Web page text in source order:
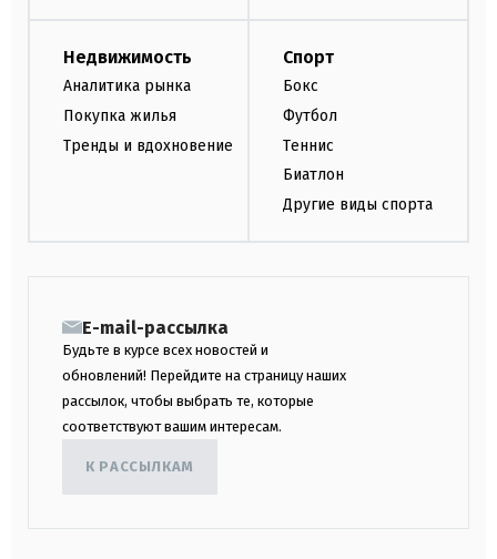
Недвижимость
Аналитика рынка
Покупка жилья
Тренды и вдохновение
Спорт
Бокс
Футбол
Теннис
Биатлон
Другие виды спорта
E-mail-рассылка
Будьте в курсе всех новостей и
обновлений! Перейдите на страницу наших
рассылок, чтобы выбрать те, которые
соответствуют вашим интересам.
К РАССЫЛКАМ